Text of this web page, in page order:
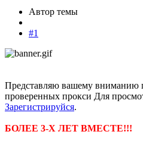
Автор темы
#1
Представляю вашему вниманию
проверенных прокси Для
Зарегистрируйся.
БОЛЕЕ 3-Х ЛЕТ ВМЕСТЕ!!!